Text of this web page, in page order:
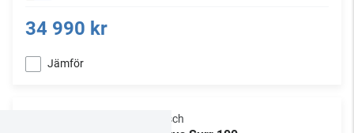
34 990 kr
Jämför
Klipsch